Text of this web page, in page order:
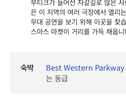
부티크가 늘어선 자갈길로 많은
은 이 지역의 여러 극장에서 열리
무대 공연을 보기 위해 이곳을 찾
스마스 마켓이 거리를 가득 채웁니
숙박 Best Western
는 동급